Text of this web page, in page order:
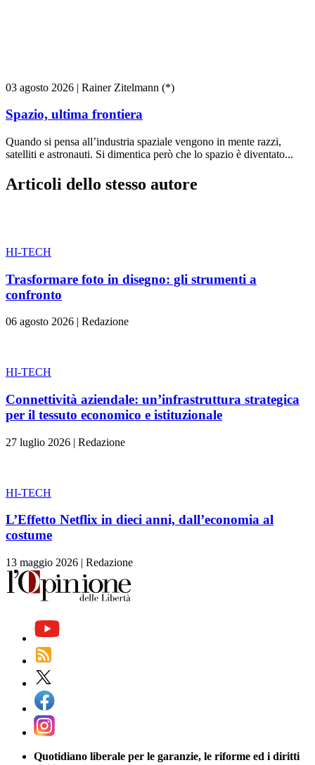
03 agosto 2026 | Rainer Zitelmann (*)
Spazio, ultima frontiera
Quando si pensa all’industria spaziale vengono in mente razzi,
satelliti e astronauti. Si dimentica però che lo spazio è diventato...
Articoli dello stesso autore
HI-TECH
Trasformare foto in disegno: gli strumenti a
confronto
06 agosto 2026 | Redazione
HI-TECH
Connettività aziendale: un’infrastruttura strategica
per il tessuto economico e istituzionale
27 luglio 2026 | Redazione
HI-TECH
L’Effetto Netflix in dieci anni, dall’economia al
costume
13 maggio 2026 | Redazione
Quotidiano liberale per le garanzie, le riforme ed i diritti